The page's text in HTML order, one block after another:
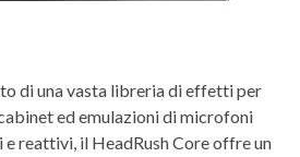
di una vasta libreria di effetti per
ed emulazioni di microfoni
reattivi, il HeadRush Core offre un